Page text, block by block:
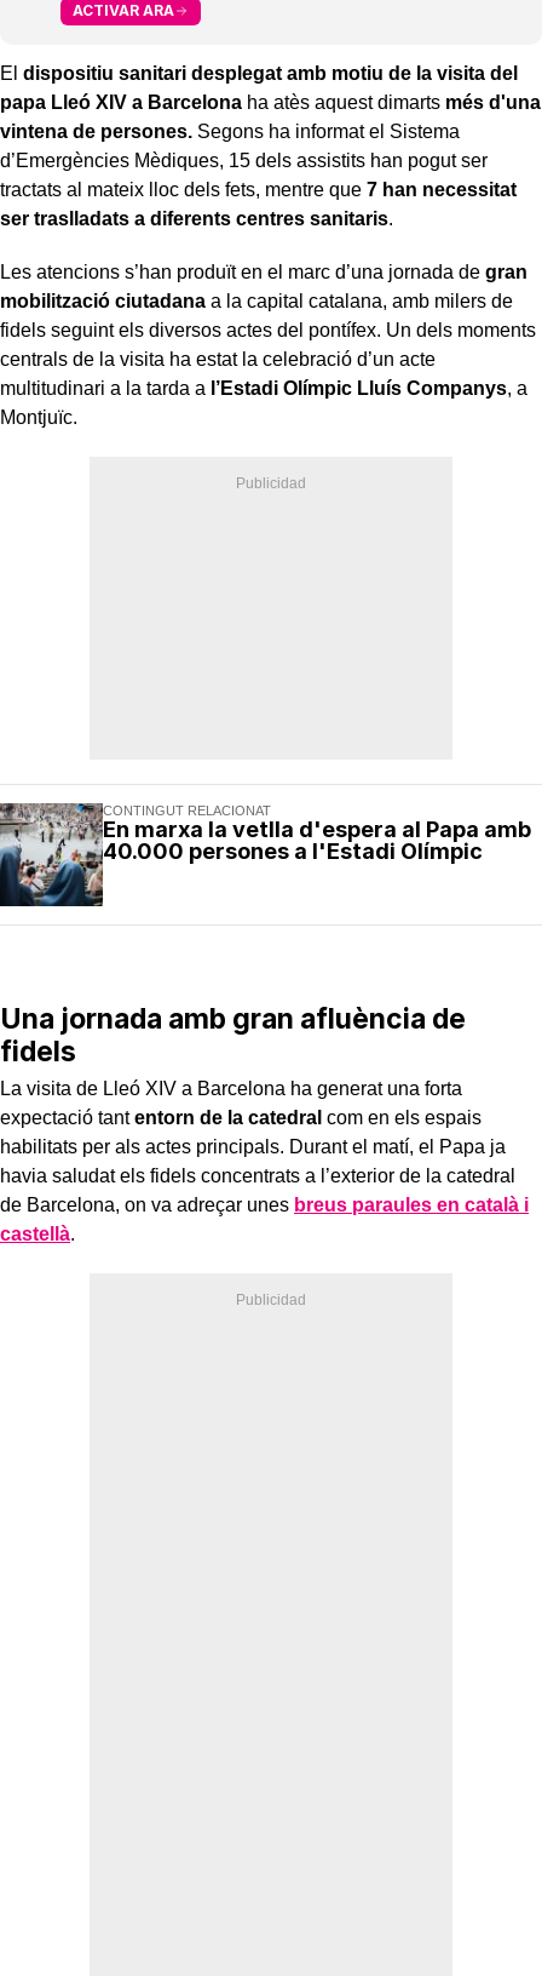
ACTIVAR ARA
El dispositiu sanitari desplegat amb motiu de la visita del
papa Lleó XIV a Barcelona ha atès aquest dimarts més d'una
vintena de persones. Segons ha informat el Sistema
d’Emergències Mèdiques, 15 dels assistits han pogut ser
tractats al mateix lloc dels fets, mentre que 7 han necessitat
ser traslladats a diferents centres sanitaris.
Les atencions s’han produït en el marc d’una jornada de gran
mobilització ciutadana a la capital catalana, amb milers de
fidels seguint els diversos actes del pontífex. Un dels moments
centrals de la visita ha estat la celebració d’un acte
multitudinari a la tarda a l’Estadi Olímpic Lluís Companys, a
Montjuïc.
CONTINGUT RELACIONAT
En marxa la vetlla d'espera al Papa amb
40.000 persones a l'Estadi Olímpic
Una jornada amb gran afluència de
fidels
La visita de Lleó XIV a Barcelona ha generat una forta
expectació tantentorn de la catedral com en els espais
habilitats per als actes principals. Durant el matí, el Papa ja
havia saludat els fidels concentrats a l’exterior de la catedral
de Barcelona, on va adreçar unes breus paraules en català i
castellà.